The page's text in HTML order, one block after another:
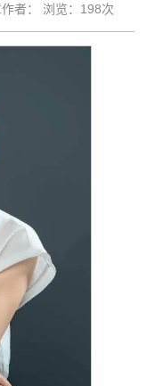
者： 浏览： 198次